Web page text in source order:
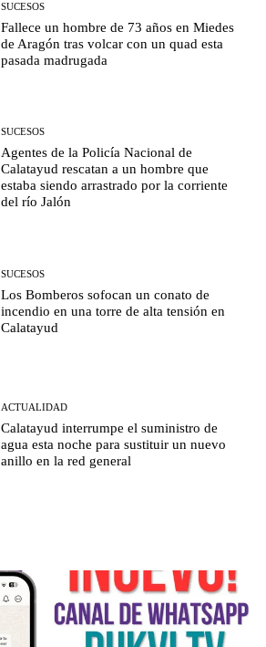
SUCESOS
Fallece un hombre de 73 años en Miedes
de Aragón tras volcar con un quad esta
pasada madrugada
SUCESOS
Agentes de la Policía Nacional de
Calatayud rescatan a un hombre que
estaba siendo arrastrado por la corriente
del río Jalón
SUCESOS
Los Bomberos sofocan un conato de
incendio en una torre de alta tensión en
Calatayud
ACTUALIDAD
Calatayud interrumpe el suministro de
agua esta noche para sustituir un nuevo
anillo en la red general